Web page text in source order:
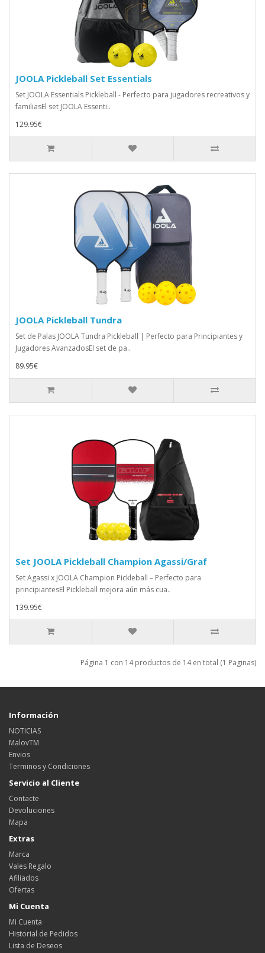
JOOLA Pickleball Set Essentials
Set JOOLA Essentials Pickleball - Perfecto para jugadores recreativos y
familiasEl set JOOLA Essenti..
129.95€
JOOLA Pickleball Tundra
Set de Palas JOOLA Tundra Pickleball | Perfecto para Principiantes y
Jugadores AvanzadosEl set de pa..
89.95€
Set JOOLA Pickleball Champion Agassi/Graf
Set Agassi x JOOLA Champion Pickleball – Perfecto para
principiantesEl Pickleball mejora aún más cua..
139.95€
Página 1 con 14 productos de 14 en total (1 Paginas)
Información
NOTICIAS
MalovTM
Envios
Terminos y Condiciones
Servicio al Cliente
Contacte
Devoluciones
Mapa
Extras
Marca
Vales Regalo
Afiliados
Ofertas
Mi Cuenta
Mi Cuenta
Historial de Pedidos
Lista de Deseos